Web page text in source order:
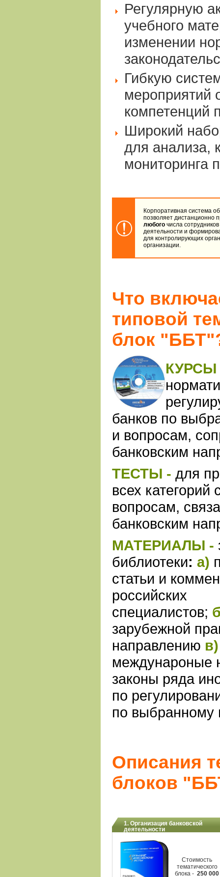
Регулярную
учебного
изменении
Гибкую
мероприятий
компетенций
Широкий
для анализа,
мониторинга
Корпоративная система
позволяет дистанционно
любого числа
деятельности и
для контролирующих
организации.
Что
типовой
блок
КУРСЫ
банков по
и вопросам,
банковским
ТЕСТЫ - для
всех категорий
вопросам,
банковским
МАТЕРИАЛЫ -
библиотеки: а)
статьи и
российских
специалистов;
зарубежной
направлению в)
междунароные
законы ряда
по
по выбранному
Описания
блоков
1. Организация банковской
деятельности
Cтоимость
тематического
блока - 250 000